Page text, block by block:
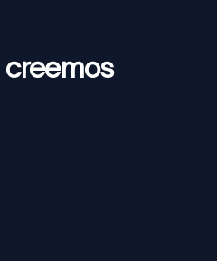
creemos